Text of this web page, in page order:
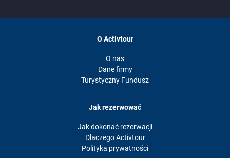
O Activtour
O nas
Dane firmy
Turystyczny Fundusz
Jak rezerwować
Jak dokonać rezerwacji
Dlaczego Activtour
Polityka prywatności